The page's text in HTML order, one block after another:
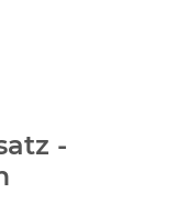
-